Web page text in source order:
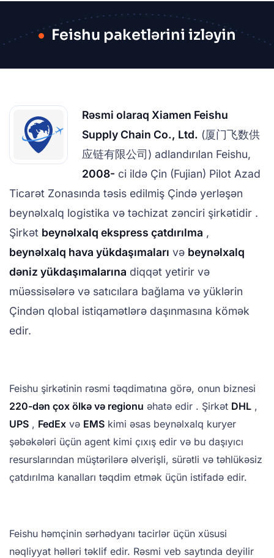
Feishu paketlərini izləyin
Rəsmi olaraq Xiamen Feishu
Supply Chain Co., Ltd. (厦门飞数供
应链有限公司) adlandırılan Feishu,
2008- ci ildə Çin (Fujian) Pilot Azad
Ticarət Zonasında təsis edilmiş Çində yerləşən
beynəlxalq logistika və təchizat zənciri şirkətidir .
Şirkət beynəlxalq ekspress çatdırılma ,
beynəlxalq hava yükdaşımaları və beynəlxalq
dəniz yükdaşımalarına diqqət yetirir və
müəssisələrə və satıcılara bağlama və yüklərin
Çindən qlobal istiqamətlərə daşınmasına kömək
edir.
Feishu şirkətinin rəsmi təqdimatına görə, onun biznesi
220-dən çox ölkə və regionu əhatə edir . Şirkət DHL ,
UPS , FedEx və EMS kimi əsas beynəlxalq kuryer
şəbəkələri üçün agent kimi çıxış edir və bu daşıyıcı
resurslarından müştərilərə əlverişli, sürətli və təhlükəsiz
çatdırılma kanalları təqdim etmək üçün istifadə edir.
Feishu həmçinin sərhədyanı tacirlər üçün xüsusi
nəqliyyat həlləri təklif edir. Rəsmi veb saytında deyilir